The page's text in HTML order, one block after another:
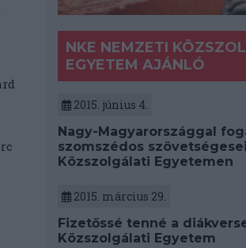
NKE NEMZETI
EGYETEM AJÁNLÓ
2015. június 4.
Nagy-Magyarországgal
szomszédos
Közszolgálati Egyetemen
2015. március 29.
Fizetőssé tenné a
Közszolgálati Egyetem